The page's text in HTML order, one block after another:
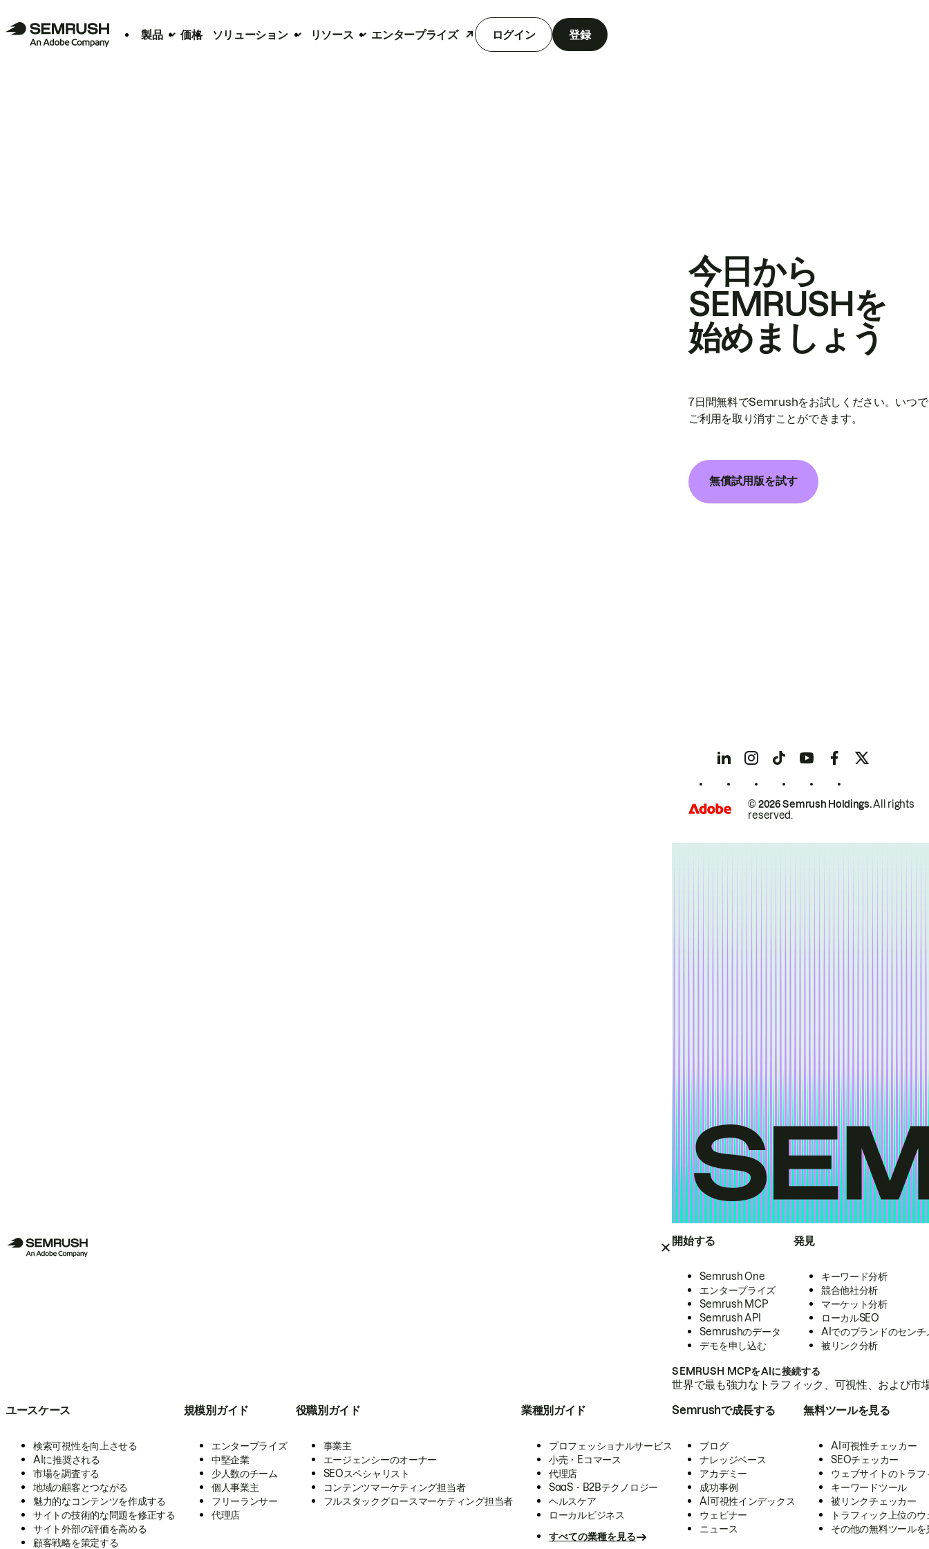
製品 価格 ソリューション リソース エンタープライズ ログイン 登録
開始する
Semrush One
エンタープライズ
Semrush MCP
Semrush API
Semrushのデータ
デモを申し込む
発見
キーワード分析
競合他社分析
マーケット分析
ローカルSEO
AIでのブランドのセンチ
被リンク分析
SEMRUSH MCPをAIに接続する
世界で最も強力なトラフィック、可視性、および
ユースケース
検索可視性を向上させる
AIに推奨される
市場を調査する
地域の顧客とつながる
魅力的なコンテンツを作成する
サイトの技術的な問題を修正する
サイト外部の評価を高める
顧客戦略を策定する
規模別ガイド
エンタープライズ
中堅企業
少人数のチーム
個人事業主
フリーランサー
代理店
役職別ガイド
事業主
エージェンシーのオーナー
SEOスペシャリスト
コンテンツマーケティング担当者
フルスタックグロースマーケティング担当者
業種別ガイド
プロフェッショナルサービス
小売・Eコマース
代理店
SaaS・B2Bテクノロジー
ヘルスケア
ローカルビジネス
すべての業種を見る
Semrushで成長する
ブログ
ナレッジベース
アカデミー
成功事例
AI可視性インデックス
ウェビナー
ニュース
無料ツールを見る
AI可視性チェッカー
SEOチェッカー
ウェブサイトのトラ
キーワードツール
被リンクチェッカー
トラフィック上位の
その他の無料ツールを
今日から
SEMRUSHを
始めましょう
7日間無料でSemrushをお試しください。いつ
ご利用を取り消すことができます。
無償試用版を試す
© 2026 Semrush Holdings.All rights
reserved.